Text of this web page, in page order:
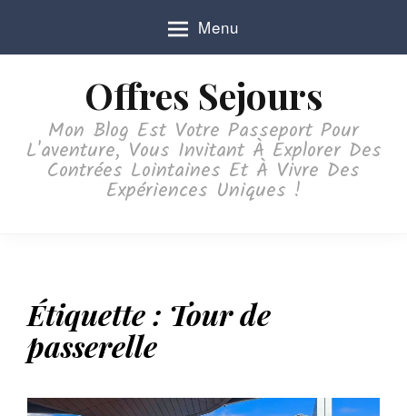
Menu
Offres Sejours
Mon Blog Est Votre Passeport Pour
L'aventure, Vous Invitant À Explorer Des
Contrées Lointaines Et À Vivre Des
Expériences Uniques !
Étiquette : Tour de
passerelle